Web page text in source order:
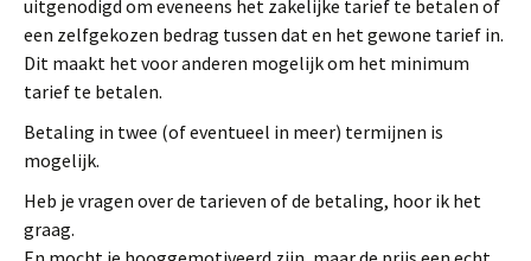
uitgenodigd om eveneens het zakelijke tarief te betalen of
een zelfgekozen bedrag tussen dat en het gewone tarief in.
Dit maakt het voor anderen mogelijk om het minimum
tarief te betalen.
Betaling in twee (of eventueel in meer) termijnen is
mogelijk.
Heb je vragen over de tarieven of de betaling, hoor ik het
graag.